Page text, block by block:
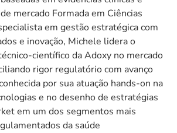
mercado Formada em Ciências
em gestão estratégica com
e inovação, Michele lidera o
científico da Adoxy no mercado
rigor regulatório com avanço
por sua atuação hands-on na
e no desenho de estratégias
em um dos segmentos mais
da saúde